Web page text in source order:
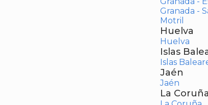
Granada -
Motril
Huelva
Huelva
Islas
Islas
Jaén
Jaén
La Coruña